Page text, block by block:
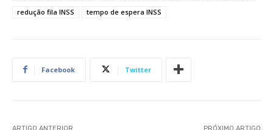
redução fila INSS
tempo de espera INSS
Facebook Twitter
ARTIGO ANTERIOR PRÓXIMO ARTIGO